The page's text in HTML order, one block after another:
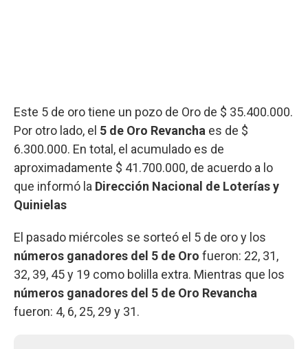
Este 5 de oro tiene un pozo de Oro de $ 35.400.000.
Por otro lado, el 5 de Oro Revancha es de $
6.300.000. En total, el acumulado es de
aproximadamente $ 41.700.000, de acuerdo a lo
que informó la Dirección Nacional de Loterías y
Quinielas
El pasado miércoles se sorteó el 5 de oro y los
números ganadores del 5 de Oro fueron: 22, 31,
32, 39, 45 y 19 como bolilla extra. Mientras que los
números ganadores del 5 de Oro Revancha
fueron: 4, 6, 25, 29 y 31.